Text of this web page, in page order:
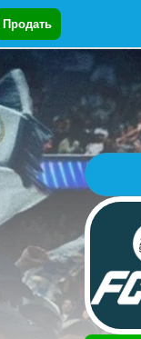
Продать